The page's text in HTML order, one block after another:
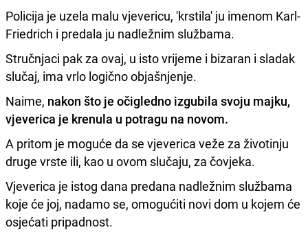
Policija je uzela malu vjevericu, 'krstila' ju imenom Karl-
Friedrich i predala ju nadležnim službama.
Stručnjaci pak za ovaj, u isto vrijeme i bizaran i sladak
slučaj, ima vrlo logično objašnjenje.
Naime, nakon što je očigledno izgubila svoju majku,
vjeverica je krenula u potragu na novom.
A pritom je moguće da se vjeverica veže za životinju
druge vrste ili, kao u ovom slučaju, za čovjeka.
Vjeverica je istog dana predana nadležnim službama
koje će joj, nadamo se, omogućiti novi dom u kojem će
osjećati pripadnost.